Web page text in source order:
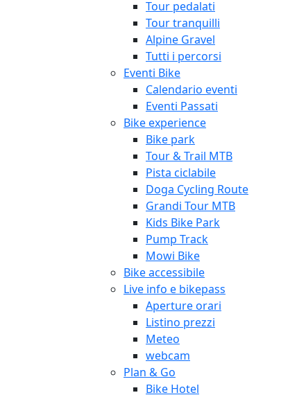
Tour pedalati
Tour tranquilli
Alpine Gravel
Tutti i percorsi
Eventi Bike
Calendario eventi
Eventi Passati
Bike experience
Bike park
Tour & Trail MTB
Pista ciclabile
Doga Cycling Route
Grandi Tour MTB
Kids Bike Park
Pump Track
Mowi Bike
Bike accessibile
Live info e bikepass
Aperture orari
Listino prezzi
Meteo
webcam
Plan & Go
Bike Hotel